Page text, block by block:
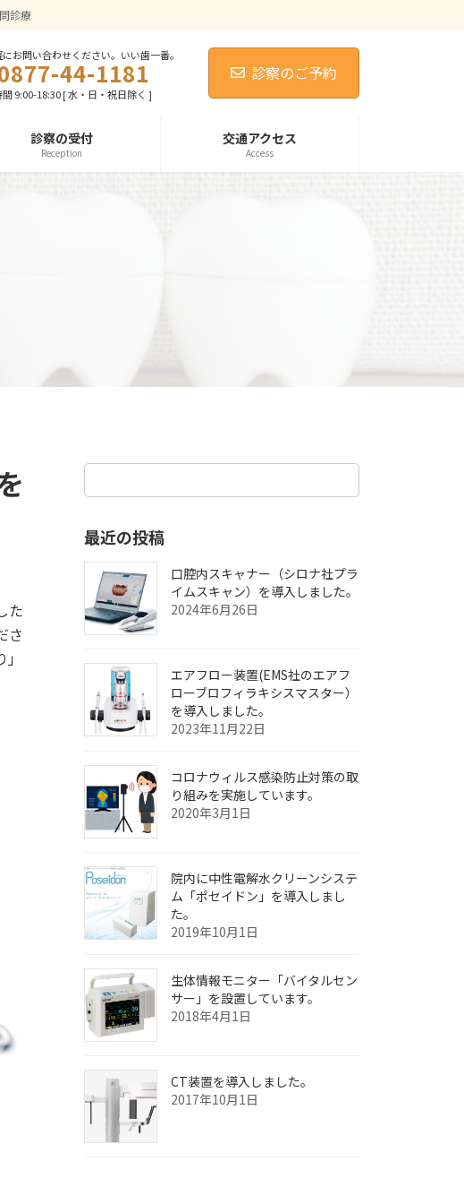
診療
お問い合わせください。いい歯一番。
44-1181
間 9:00-18:30 [ 水・日・祝日除く ]
診察のご予約
診察の受付
Reception
交通アクセス
Access
た
さ
最近の投稿
口腔内スキャナー（シロナ社プラ
イムスキャン）を導入しました。
2024年6月26日
エアフロー装置(EMS社のエアフ
ローブロフィラキシスマスター）
を導入しました。
2023年11月22日
コロナウィルス感染防止対策の取
り組みを実施しています。
2020年3月1日
院内に中性電解水クリーンシステ
ム「ポセイドン」を導入しまし
た。
2019年10月1日
生体情報モニター「バイタルセン
サー」を設置しています。
2018年4月1日
CT装置を導入しました。
2017年10月1日